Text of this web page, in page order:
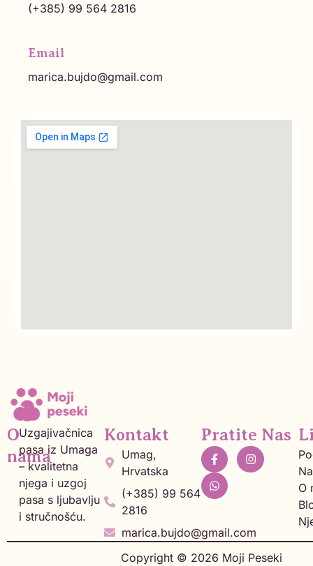
(+385) 99 564 2816
Email
marica.bujdo@gmail.com
O
nama
Uzgajivačnica
pasa iz Umaga
– kvalitetna
njega i uzgoj
pasa s ljubavlju
i stručnošću.
Kontakt
Umag,
Hrvatska
(+385) 99 564
2816
marica.bujdo@gmail.com
O
Pratite Nas
Copyright © 2026 Moji Peseki